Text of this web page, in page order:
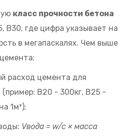
класс прочности бетона
B30, где цифра указывает на
в мегапаскалях. Чем выше
расход цемента для
(пример: B20 - 300кг, B25 -
1м³);
Vвода = w/c × масса